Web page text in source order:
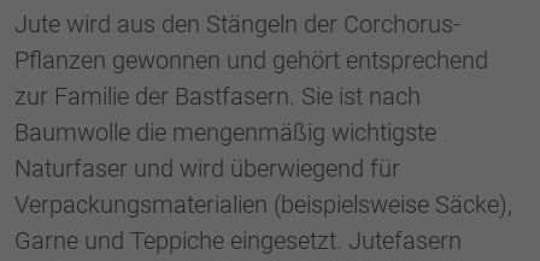
Jute wird aus den Stängeln der Corchorus-
Pflanzen gewonnen und gehört entsprechend
zur Familie der Bastfasern. Sie ist nach
Baumwolle die mengenmäßig wichtigste
Naturfaser und wird überwiegend für
Verpackungsmaterialien (beispielsweise Säcke),
Garne und Teppiche eingesetzt. Jutefasern
Zweck
Speicherung Ihrer vorgenommen
Einstellungen, falls der Webseiten-Betreiber
dies eingestellt hat.